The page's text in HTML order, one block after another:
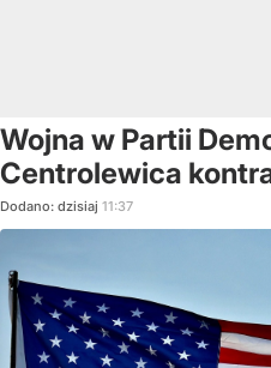
Wojna w Partii
Centrolewica
Dodano: dzisiaj 11:37